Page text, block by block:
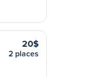
20$
2 places